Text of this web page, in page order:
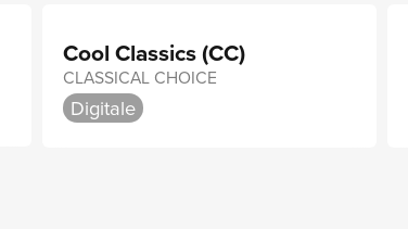
Cool Classics (CC)
CLASSICAL CHOICE
Digitale